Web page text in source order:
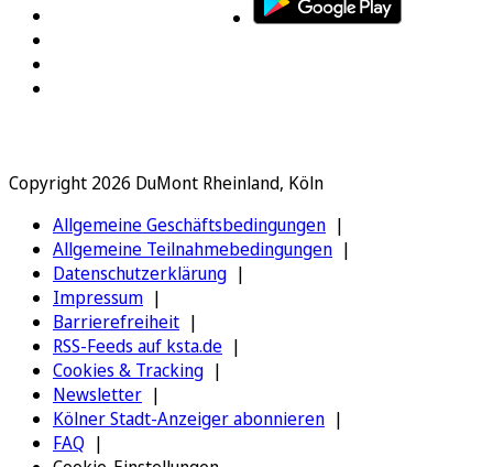
Copyright 2026 DuMont Rheinland, Köln
Allgemeine Geschäftsbedingungen
Allgemeine Teilnahmebedingungen
Datenschutzerklärung
Impressum
Barrierefreiheit
RSS-Feeds auf ksta.de
Cookies & Tracking
Newsletter
Kölner Stadt-Anzeiger abonnieren
FAQ